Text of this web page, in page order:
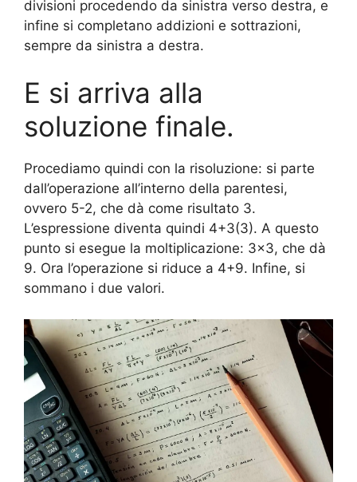
divisioni procedendo da sinistra verso destra, e
infine si completano addizioni e sottrazioni,
sempre da sinistra a destra.
E si arriva alla
soluzione finale.
Procediamo quindi con la risoluzione: si parte
dall’operazione all’interno della parentesi,
ovvero 5-2, che dà come risultato 3.
L’espressione diventa quindi 4+3(3). A questo
punto si esegue la moltiplicazione: 3×3, che dà
9. Ora l’operazione si riduce a 4+9. Infine, si
sommano i due valori.